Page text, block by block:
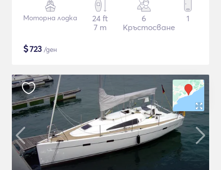
Моторна лодка
24 ft
7 m
6
Кръстосване
1
$723 /ден